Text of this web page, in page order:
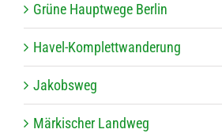
Grüne Haupt­wege Berlin
Havel-Kom­plett­wan­de­rung
Jakobs­weg
Mär­ki­scher Landweg